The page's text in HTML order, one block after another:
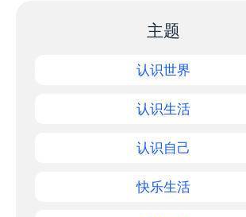
主题
认识世界
认识生活
认识自己
快乐生活